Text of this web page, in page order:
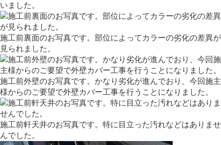
いました。
施工前裏面のお写真です。部位によってカラーの劣化の差異が
見られました。
施工前外壁のお写真です。かなり劣化が進んでおり、今回施主
様からのご要望で外壁カバー工事を行うことになりました。
施工前軒天井のお写真です。特に目立った汚れなどはありませ
んでした。